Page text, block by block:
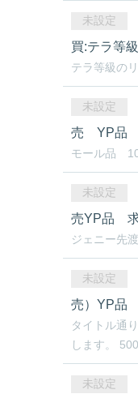
未設定
買:テラ等
テラ等級の
未設定
売 YP品
モール品
未設定
売YP品
ジェニー先
未設定
売）YP品
タイトル通
します。
未設定